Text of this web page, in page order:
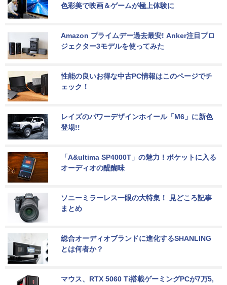
色彩美で映画＆ゲームが極上体験に
Amazon プライムデー過去最安! Anker注目プロ
ジェクター3モデルを使ってみた
性能の良いお得な中古PC情報はこのページでチ
ェック！
レイズのパワーデザインホイール「M6」に新色
登場!!
「A&ultima SP4000T」の魅力！ポケットに入る
オーディオの醍醐味
ソニーミラーレス一眼の大特集！ 見どころ記事
まとめ
総合オーディオブランドに進化するSHANLING
とは何者か？
マウス、RTX 5060 Ti搭載ゲーミングPCが7万5,